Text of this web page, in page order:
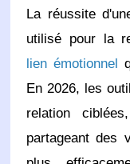
La réussite
utilisé pour la
lien émotionnel
En 2026, les
relation
partageant des